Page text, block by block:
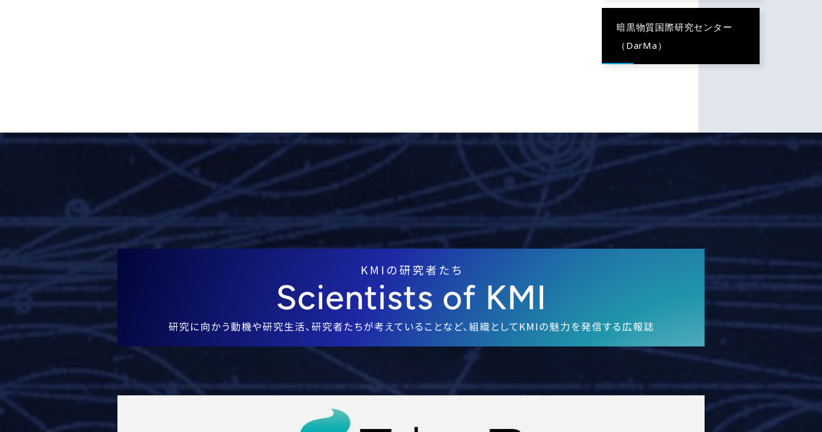
暗黒物質国際研究センター
（DarMa）